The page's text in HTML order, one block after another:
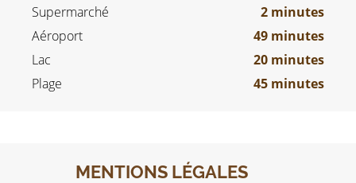
Supermarché
2 minutes
Aéroport
49 minutes
Lac
20 minutes
Plage
45 minutes
MENTIONS LÉGALES